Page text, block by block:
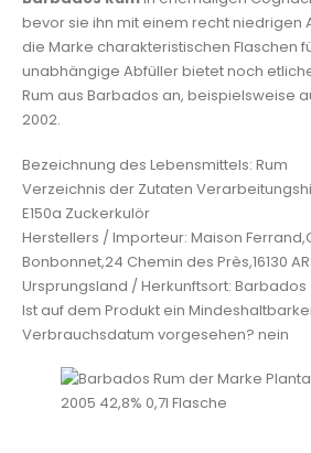
bevor sie ihn mit einem recht niedrigen
die Marke charakteristischen Flaschen
unabhängige Abfüller bietet noch
Rum aus Barbados an, beispielsweise
2002.
Bezeichnung des Lebensmittels: Rum
Verzeichnis der Zutaten
E150a Zuckerkulör
Herstellers / Importeur: Maison
Bonbonnet,24 Chemin des Près,16130
Ursprungsland / Herkunftsort: Barbados
Ist auf dem Produkt ein
Verbrauchsdatum vorgesehen? nein